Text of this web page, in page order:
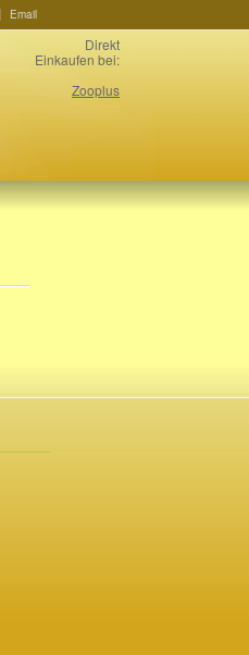
Email
Direkt
Einkaufen bei:
Zooplus